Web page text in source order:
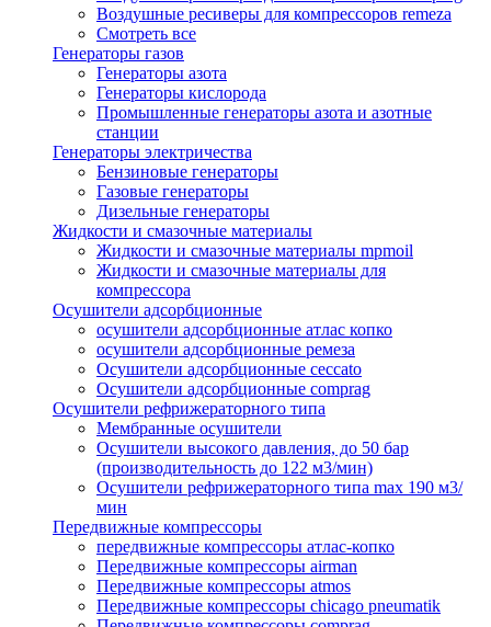
Воздушные ресиверы для компрессоров remeza
Смотреть все
Генераторы газов
Генераторы азота
Генераторы кислорода
Промышленные генераторы азота и азотные
станции
Генераторы электричества
Бензиновые генераторы
Газовые генераторы
Дизельные генераторы
Жидкости и смазочные материалы
Жидкости и смазочные материалы mpmoil
Жидкости и смазочные материалы для
компрессора
Осушители адсорбционные
осушители адсорбционные атлас копко
осушители адсорбционные ремеза
Осушители адсорбционные ceccato
Осушители адсорбционные comprag
Осушители рефрижераторного типа
Мембранные осушители
Осушители высокого давления, до 50 бар
(производительность до 122 м3/мин)
Осушители рефрижераторного типа max 190 м3/
мин
Передвижные компрессоры
передвижные компрессоры атлас-копко
Передвижные компрессоры airman
Передвижные компрессоры atmos
Передвижные компрессоры chicago pneumatik